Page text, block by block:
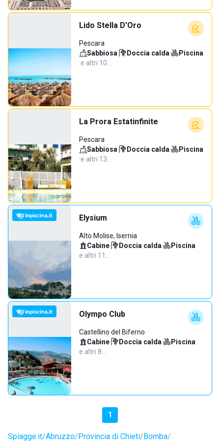
Lido Stella D'Oro
Pescara
Sabbiosa· Doccia calda·
Piscina
·e altri 10…
La Prora Estatinfinite
Pescara
Sabbiosa· Doccia calda·
Piscina
·e altri 13…
Elysium
Alto Molise, Isernia
Cabine· Doccia calda· Piscina·
e altri 11…
Olympo Club
Castellino del Biferno
Cabine· Doccia calda· Piscina·
e altri 8…
1
Spiagge.it Abruzzo Provincia di Chieti Bomba